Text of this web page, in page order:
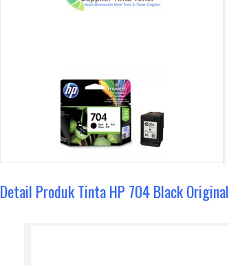
Detail Produk Tinta HP 704 Black Original